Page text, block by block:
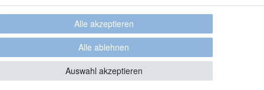
Alle akzeptieren
Alle ablehnen
Auswahl akzeptieren